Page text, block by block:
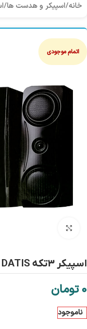
خانه/اسپیکر و هدست ها/
اتمام موجودی
اسپیکر 3تکه DATIS داتیس TS 2116U ULTRA
0 تومان
ناموجود